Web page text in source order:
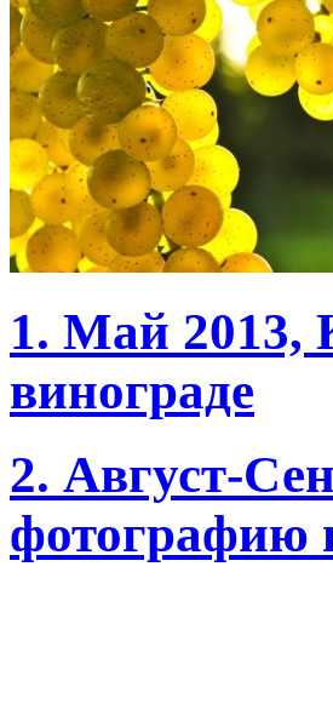
1. Май 2013,
винограде
2. Август-
фотографию